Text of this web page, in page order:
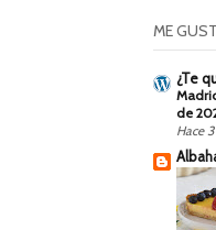
ME
¿Te
de
Hace